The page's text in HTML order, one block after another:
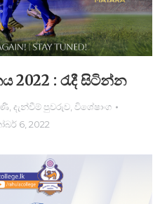
2022 : රැදී සිටින්​න
දැන්වීම් පුවරුව විශේෂාංග
6, 2022